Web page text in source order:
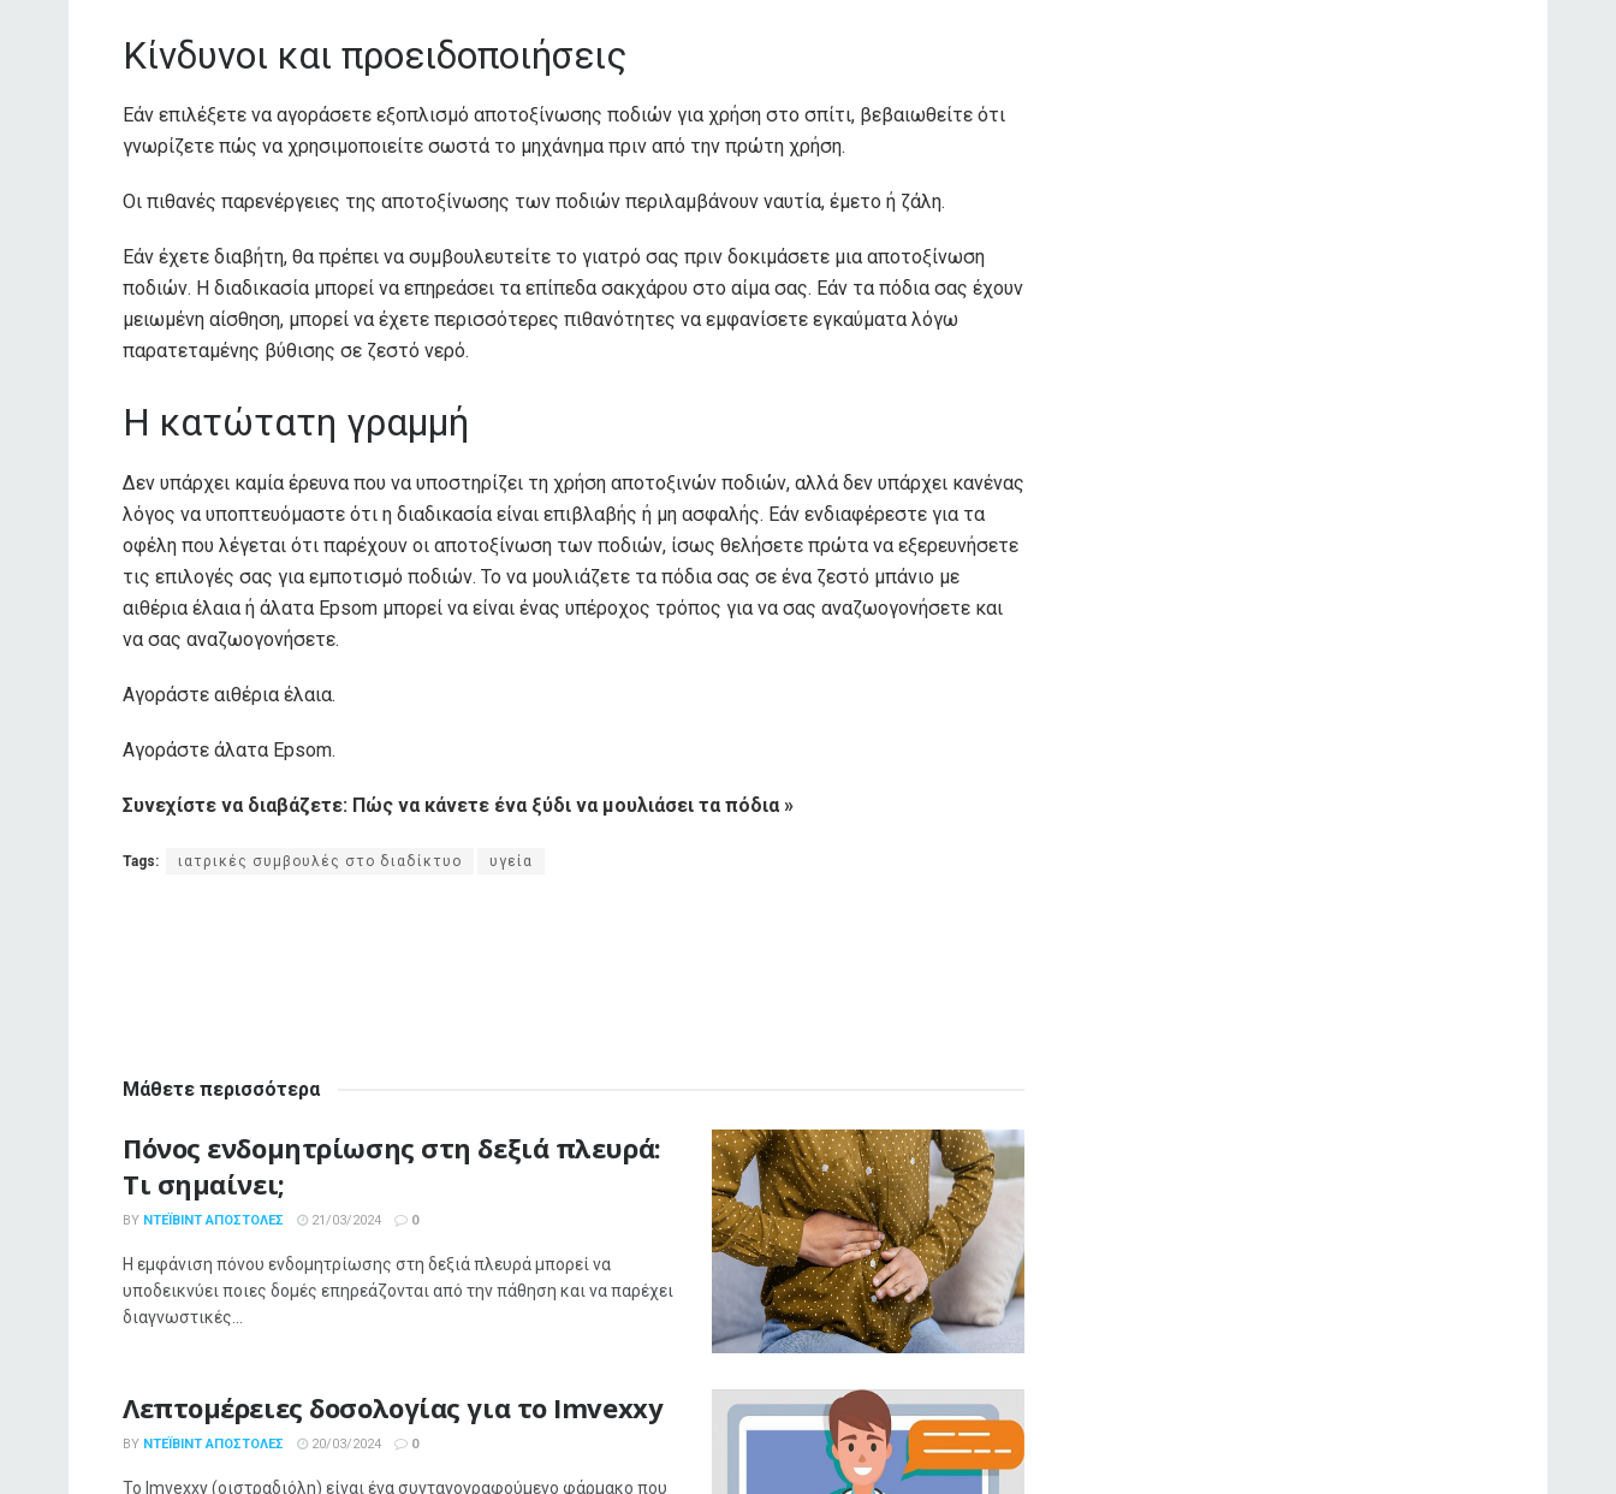
Κίνδυνοι και προειδοποιήσεις
Εάν επιλέξετε να αγοράσετε εξοπλισμό αποτοξίνωσης ποδιών για χρήση στο σπίτι, βεβαιωθείτε ότι
γνωρίζετε πώς να χρησιμοποιείτε σωστά το μηχάνημα πριν από την πρώτη χρήση.
Οι πιθανές παρενέργειες της αποτοξίνωσης των ποδιών περιλαμβάνουν ναυτία, έμετο ή ζάλη.
Εάν έχετε διαβήτη, θα πρέπει να συμβουλευτείτε το γιατρό σας πριν δοκιμάσετε μια αποτοξίνωση
ποδιών. Η διαδικασία μπορεί να επηρεάσει τα επίπεδα σακχάρου στο αίμα σας. Εάν τα πόδια σας έχουν
μειωμένη αίσθηση, μπορεί να έχετε περισσότερες πιθανότητες να εμφανίσετε εγκαύματα λόγω
παρατεταμένης βύθισης σε ζεστό νερό.
Η κατώτατη γραμμή
Δεν υπάρχει καμία έρευνα που να υποστηρίζει τη χρήση αποτοξινών ποδιών, αλλά δεν υπάρχει κανένας
λόγος να υποπτευόμαστε ότι η διαδικασία είναι επιβλαβής ή μη ασφαλής. Εάν ενδιαφέρεστε για τα
οφέλη που λέγεται ότι παρέχουν οι αποτοξίνωση των ποδιών, ίσως θελήσετε πρώτα να εξερευνήσετε
τις επιλογές σας για εμποτισμό ποδιών. Το να μουλιάζετε τα πόδια σας σε ένα ζεστό μπάνιο με
αιθέρια έλαια ή άλατα Epsom μπορεί να είναι ένας υπέροχος τρόπος για να σας αναζωογονήσετε και
να σας αναζωογονήσετε.
Αγοράστε αιθέρια έλαια.
Αγοράστε άλατα Epsom.
Συνεχίστε να διαβάζετε: Πώς να κάνετε ένα ξύδι να μουλιάσει τα πόδια »
Tags: ιατρικές συμβουλές στο διαδίκτυο υγεία
Μάθετε περισσότερα
Πόνος ενδομητρίωσης στη δεξιά πλευρά:
Τι σημαίνει;
BY ΝΤΈΙΒΙΝΤ ΑΠΟΣΤΌΛΕΣ 21/03/2024 0
Η εμφάνιση πόνου ενδομητρίωσης στη δεξιά πλευρά μπορεί να
υποδεικνύει ποιες δομές επηρεάζονται από την πάθηση και να παρέχει
διαγνωστικές...
Λεπτομέρειες δοσολογίας για το Imvexxy
BY ΝΤΈΙΒΙΝΤ ΑΠΟΣΤΌΛΕΣ 20/03/2024 0
Το Imvexxy (οιστραδιόλη) είναι ένα συνταγογραφούμενο φάρμακο που